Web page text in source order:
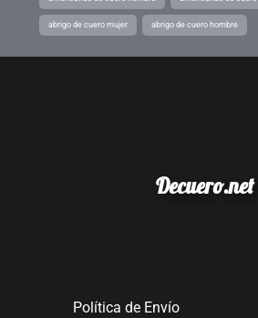
abrigo de cuero mujer abrigo de cuero hombre
Decuero.net
Política de Envío